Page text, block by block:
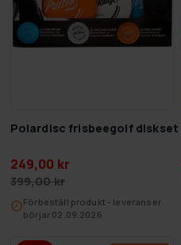
Polardisc frisbeegolf diskset
249,00 kr
399,00 kr
Förbeställ produkt - leveranser
börjar 02.09.2026